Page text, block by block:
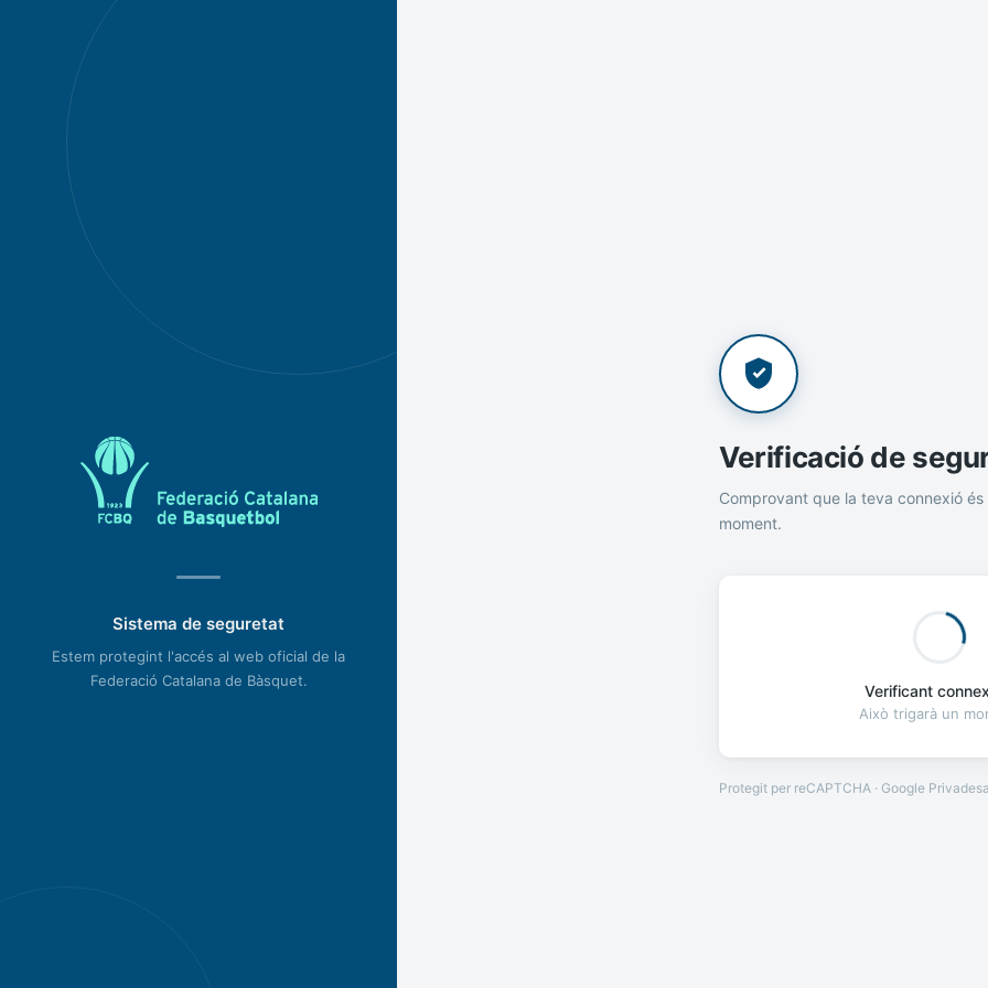
Sistema de seguretat
Estem protegint l'accés al web oficial de la
Federació Catalana de Bàsquet.
Verificació de
Comprovant que la teva connexió és
moment.
Verificant
Això trigarà un
Protegit per reCAPTCHA · Google Privadesa